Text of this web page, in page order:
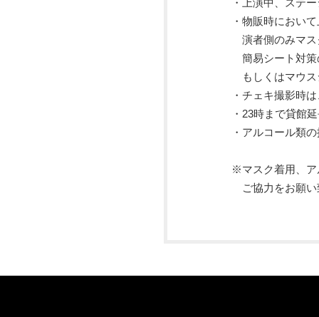
・上演中、ステージ上
・物販時において上半身
演者側のみマスク
簡易シート対策の場合
もしくはマウスシー
・チェキ撮影時は、会話
・23時まで貸館延長
・アルコール類の提供再
※マスク着用、アルコー
ご協力をお願い致